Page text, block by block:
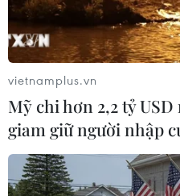
thể sẽ tổ bầu cử sớm vào
Thủ tướng Renzi trong
hiến pháp.
vietnamplus.vn
Mỹ chi hơn 2,2 tỷ
giam giữ người nhập